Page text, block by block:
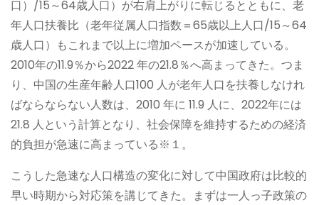
口）/15～64歳人口）が右肩上がりに転じるとともに、老
年人口扶養比（老年従属人口指数＝65歳以上人口/15～64
歳人口）もこれまで以上に増加ペースが加速している。
2010年の11.9％から2022 年の21.8％へ高まってきた。つま
り、中国の生産年齢人口100 人が老年人口を扶養しなけれ
ばならならない人数は、2010 年に 11.9 人に、2022年には
21.8 人という計算となり、社会保障を維持するための経済
的負担が急速に高まっている※１。
こうした急速な人口構造の変化に対して中国政府は比較的
早い時期から対応策を講じてきた。まずは一人っ子政策の